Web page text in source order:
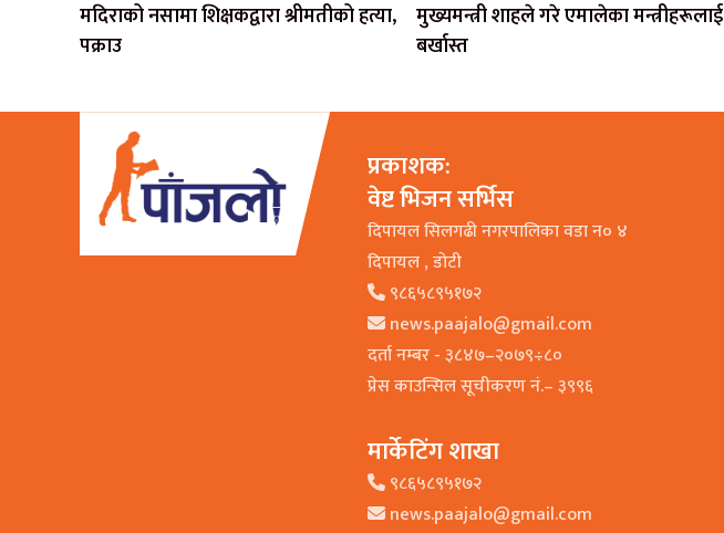
मदिराको नसामा शिक्षकद्वारा श्रीमतीको हत्या,
पक्राउ
मुख्यमन्त्री शाहले गरे एमालेका मन्त्रीहरूलाई
बर्खास्त
प्रकाशक:
वेष्ट भिजन सर्भिस
दिपायल सिलगढी नगरपालिका वडा न० ४
दिपायल , डाेटी
९८६५८९५१७२
news.paajalo@gmail.com
दर्ता नम्बर - ३८४७–२०७९÷८०
प्रेस काउन्सिल सूचीकरण नं.– ३९९६
मार्केटिंग शाखा
९८६५८९५१७२
news.paajalo@gmail.com